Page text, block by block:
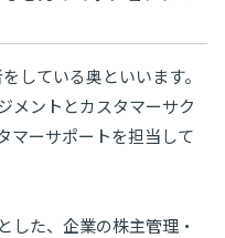
している奥といいます。
メントとカスタマーサク
マーサポートを担当して
した、企業の株主管理・